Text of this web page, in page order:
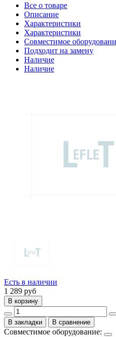
Все о товаре
Описание
Характеристики
Характеристики
Совместимое
Подходит на замену
Наличие
Наличие
Есть в наличии
1 289 руб
В корзину
В закладки В сравнение
Совместимое оборудование: